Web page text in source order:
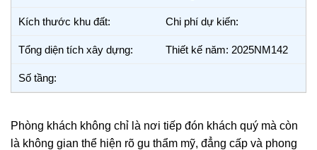
Kích thước khu đất: Chi phí dự kiến:
Tổng diện tích xây dựng: Thiết kế năm: 2025NM142
Số tầng:
Phòng khách không chỉ là nơi tiếp đón khách quý mà còn
là không gian thể hiện rõ gu thẩm mỹ, đẳng cấp và phong